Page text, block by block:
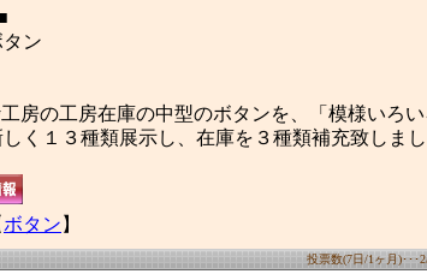
ン
工房の工房在庫の中型のボタンを、「模様いろ
く１３種類展示し、在庫を３種類補充致しまし
ボタン 】
投票数(7日/1ヶ月)･･･